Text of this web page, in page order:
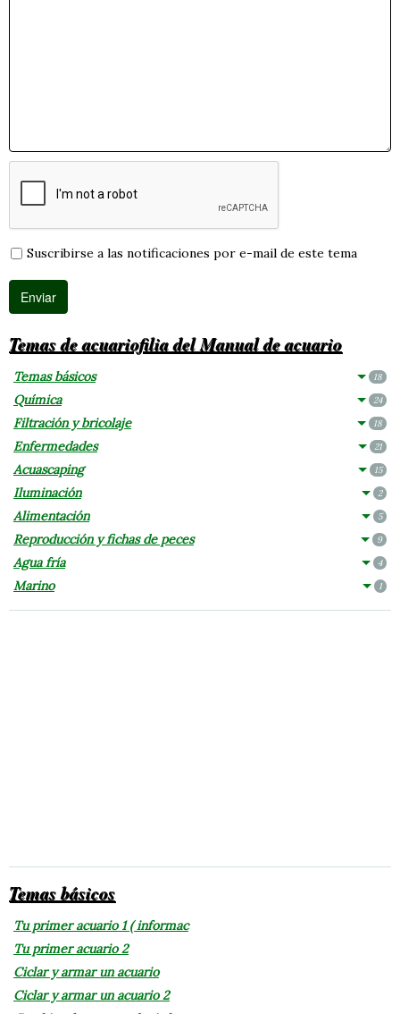
Suscribirse a las notificaciones por e-mail de este tema
Temas de acuariofilia del Manual de acuario
Temas básicos 18
Química 24
Filtración y bricolaje 18
Enfermedades 21
Acuascaping 15
Iluminación 2
Alimentación 5
Reproducción y fichas de peces 9
Agua fría 4
Marino 1
Temas básicos
Tu primer acuario 1 ( informac
Tu primer acuario 2
Ciclar y armar un acuario
Ciclar y armar un acuario 2